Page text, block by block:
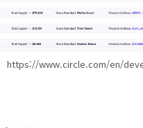
https://www.circle.com/en/